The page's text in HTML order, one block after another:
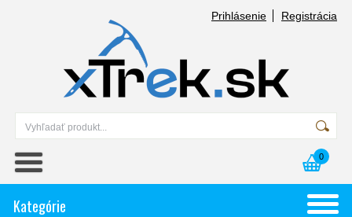
Prihlásenie Registrácia
0
Kategórie